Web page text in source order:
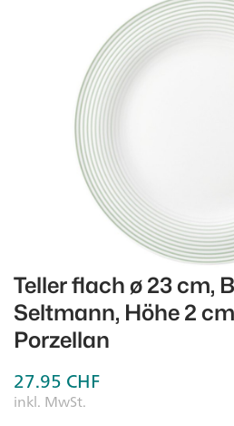
Teller flach ø 23 cm,
Seltmann, Höhe 2
Porzellan
27.95 CHF
inkl. MwSt.